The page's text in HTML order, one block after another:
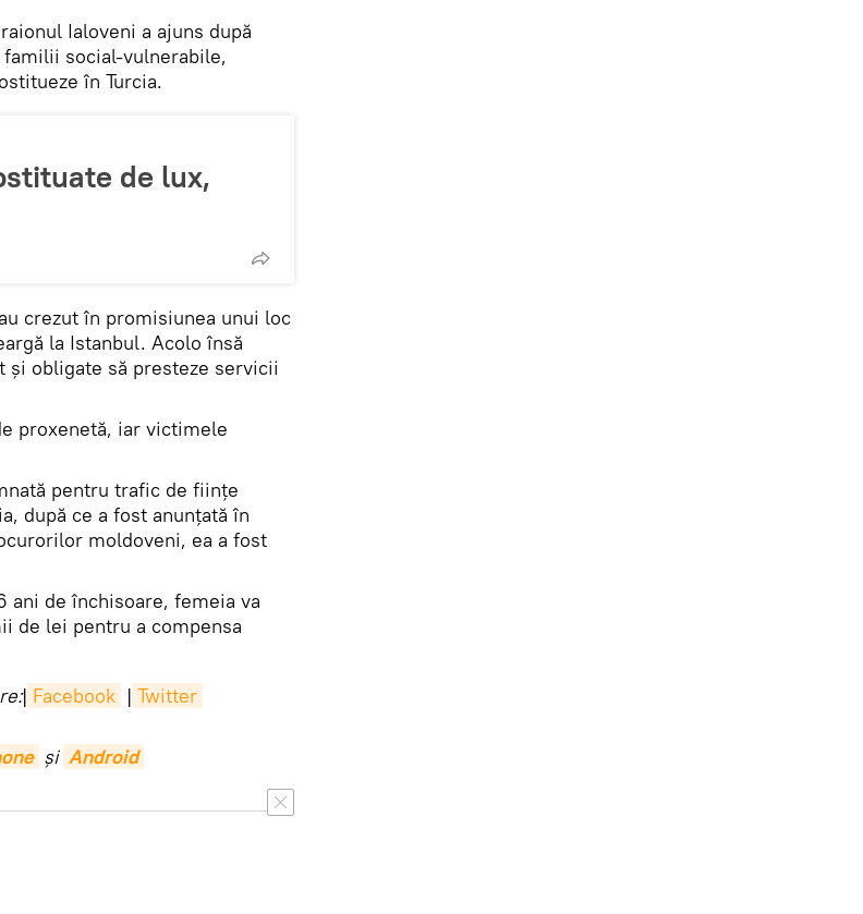
Ialoveni a ajuns după
social-vulnerabile,
în Turcia.
de lux,
crezut în promisiunea unui loc
la Istanbul. Acolo însă
și obligate să presteze servicii
proxenetă, iar victimele
pentru trafic de ființe
după ce a fost anunțată în
moldoveni, ea a fost
ani de închisoare, femeia va
de lei pentru a compensa
| Facebook | Twitter
și Android